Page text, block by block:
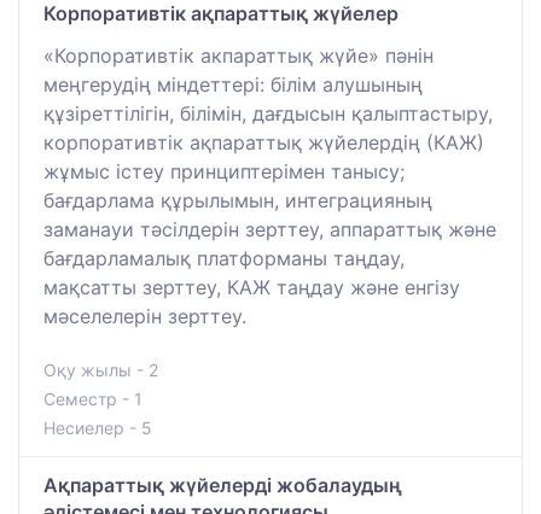
Корпоративтік ақпараттық жүйелер
«Корпоративтік акпараттық жүйе» пәнін
меңгерудің міндеттері: білім алушының
құзіреттілігін, білімін, дағдысын қалыптастыру,
корпоративтік ақпараттық жүйелердің (КАЖ)
жұмыс істеу принциптерімен танысу;
бағдарлама құрылымын, интеграцияның
заманауи тәсілдерін зерттеу, аппараттық және
бағдарламалық платформаны таңдау,
мақсатты зерттеу, КАЖ таңдау және енгізу
мәселелерін зерттеу.
Оқу жылы - 2
Семестр - 1
Несиелер - 5
Ақпараттық жүйелерді жобалаудың